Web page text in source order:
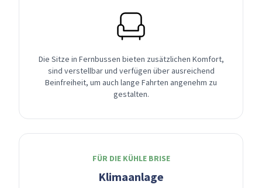
Die Sitze in Fernbussen bieten zusätzlichen Komfort,
sind verstellbar und verfügen über ausreichend
Beinfreiheit, um auch lange Fahrten angenehm zu
gestalten.
FÜR DIE KÜHLE BRISE
Klimaanlage